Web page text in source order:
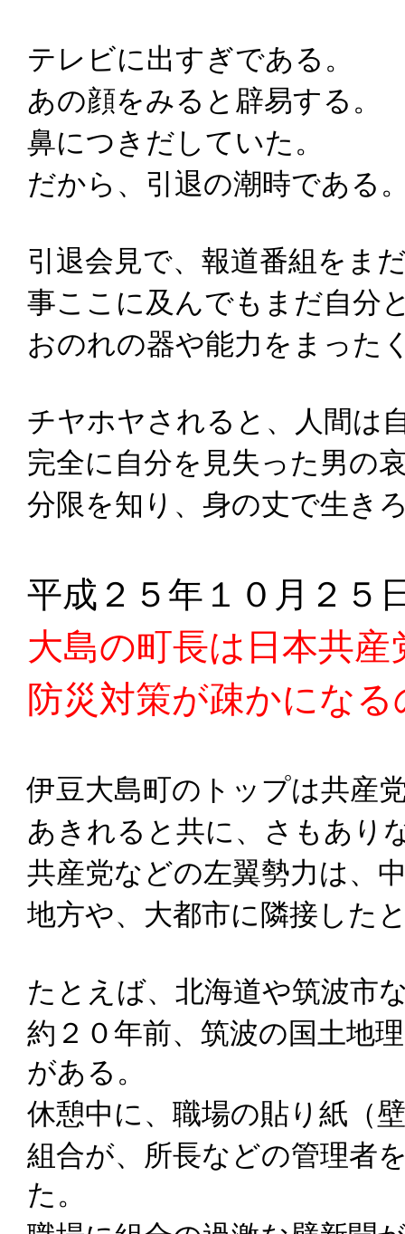
テレビに出すぎである。
あの顔をみると辟易する。
鼻につきだしていた。
だから、引退の潮時である
引退会見で、報道番組をま
事ここに及んでもまだ自分
おのれの器や能力をまった
チヤホヤされると、人間は
完全に自分を見失った男の
分限を知り、身の丈で生き
平成２５年１０月２５
大島の町長は日本共
防災対策が疎かにな
伊豆大島町のトップは共産
あきれると共に、さもあり
共産党などの左翼勢力は、
地方や、大都市に隣接した
たとえば、北海道や筑波市
約２０年前、筑波の国土地
がある。
休憩中に、職場の貼り紙（
組合が、所長などの管理者
た。